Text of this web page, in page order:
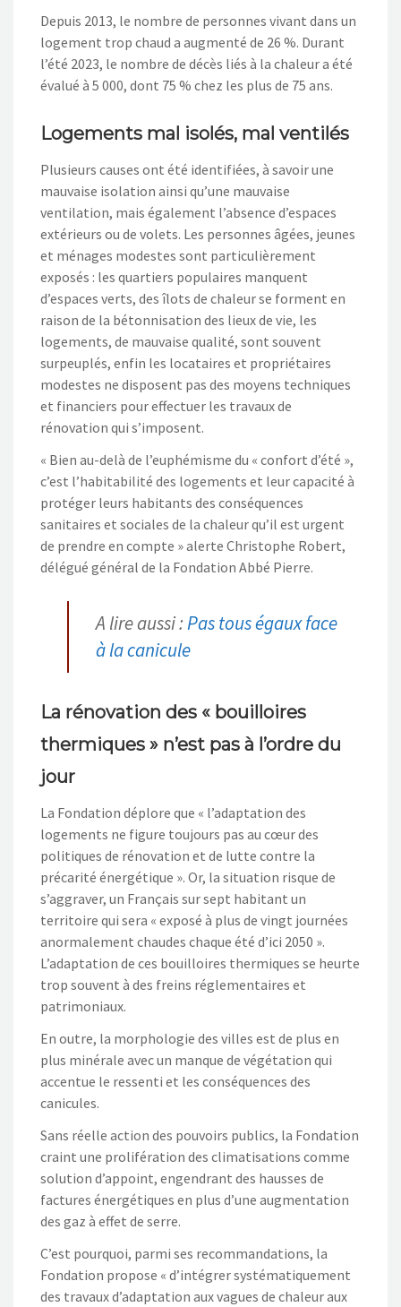
Depuis 2013, le nombre de personnes vivant dans un
logement trop chaud a augmenté de 26 %. Durant
l’été 2023, le nombre de décès liés à la chaleur a été
évalué à 5 000, dont 75 % chez les plus de 75 ans.
Logements mal isolés, mal ventilés
Plusieurs causes ont été identifiées, à savoir une
mauvaise isolation ainsi qu’une mauvaise
ventilation, mais également l’absence d’espaces
extérieurs ou de volets. Les personnes âgées, jeunes
et ménages modestes sont particulièrement
exposés : les quartiers populaires manquent
d’espaces verts, des îlots de chaleur se forment en
raison de la bétonnisation des lieux de vie, les
logements, de mauvaise qualité, sont souvent
surpeuplés, enfin les locataires et propriétaires
modestes ne disposent pas des moyens techniques
et financiers pour effectuer les travaux de
rénovation qui s’imposent.
« Bien au-delà de l’euphémisme du « confort d’été »,
c’est l’habitabilité des logements et leur capacité à
protéger leurs habitants des conséquences
sanitaires et sociales de la chaleur qu’il est urgent
de prendre en compte » alerte Christophe Robert,
délégué général de la Fondation Abbé Pierre.
A lire aussi :Pas tous égaux face
à la canicule
La rénovation des « bouilloires
thermiques » n’est pas à l’ordre du
jour
La Fondation déplore que « l’adaptation des
logements ne figure toujours pas au cœur des
politiques de rénovation et de lutte contre la
précarité énergétique ». Or, la situation risque de
s’aggraver, un Français sur sept habitant un
territoire qui sera « exposé à plus de vingt journées
anormalement chaudes chaque été d’ici 2050 ».
L’adaptation de ces bouilloires thermiques se heurte
trop souvent à des freins réglementaires et
patrimoniaux.
En outre, la morphologie des villes est de plus en
plus minérale avec un manque de végétation qui
accentue le ressenti et les conséquences des
canicules.
Sans réelle action des pouvoirs publics, la Fondation
craint une prolifération des climatisations comme
solution d’appoint, engendrant des hausses de
factures énergétiques en plus d’une augmentation
des gaz à effet de serre.
C’est pourquoi, parmi ses recommandations, la
Fondation propose « d’intégrer systématiquement
des travaux d’adaptation aux vagues de chaleur aux